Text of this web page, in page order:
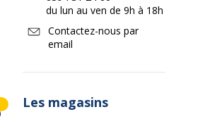
du lun au ven de 9h à 18h
Contactez-nous par
email
Les magasins